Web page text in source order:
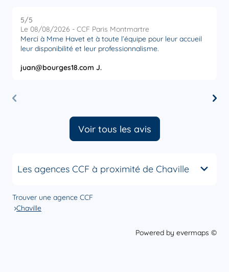
5/5
Le 08/08/2026 - CCF Paris Montmartre
Merci à Mme Havet et à toute l’équipe pour leur accueil
leur disponibilité et leur professionnalisme.
juan@bourges18.com J.
Voir tous les avis
Les agences CCF à proximité de Chaville
Trouver une agence CCF
Chaville
Powered by evermaps ©